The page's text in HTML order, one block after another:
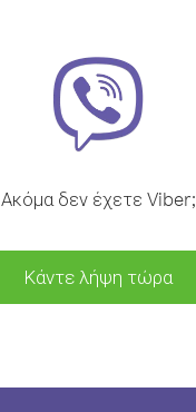
Ακόμα δεν έχετε Viber;
Κάντε λήψη τώρα